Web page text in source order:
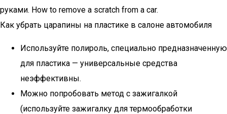
руками. How to remove a scratch from a car.
Как убрать царапины на пластике в салоне автомобиля
Используйте полироль, специально предназначенную
для пластика — универсальные средства
неэффективны.
Можно попробовать метод с зажигалкой
(используйте зажигалку для термообработки